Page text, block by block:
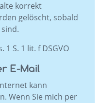
korrekt
gelöscht, sobald
1 S. 1 lit. f DSGVO
E-Mail
kann
Wenn Sie mich per